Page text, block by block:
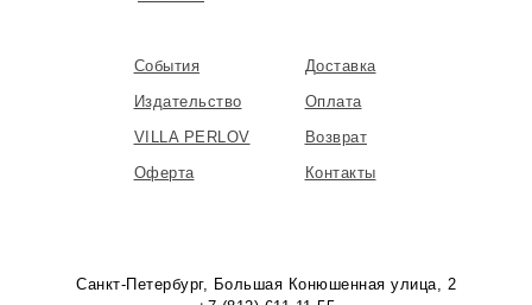
События
Издательство
VILLA PERLOV
Оферта
Доставка
Оплата
Возврат
Контакты
Санкт-Петербург, Большая Конюшенная улица, 2